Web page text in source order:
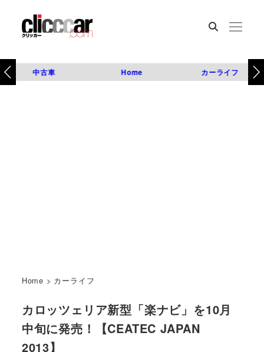
中古車 Home カーライフ
Home > カーライフ
カロッツェリア新型「楽ナビ」を10月
中旬に発売！【CEATEC JAPAN
2013】